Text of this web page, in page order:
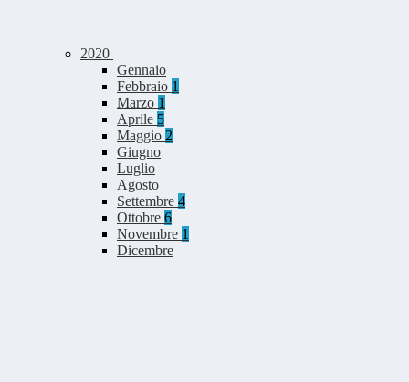
2020
Gennaio
Febbraio 1
Marzo 1
Aprile 5
Maggio 2
Giugno
Luglio
Agosto
Settembre 4
Ottobre 6
Novembre 1
Dicembre